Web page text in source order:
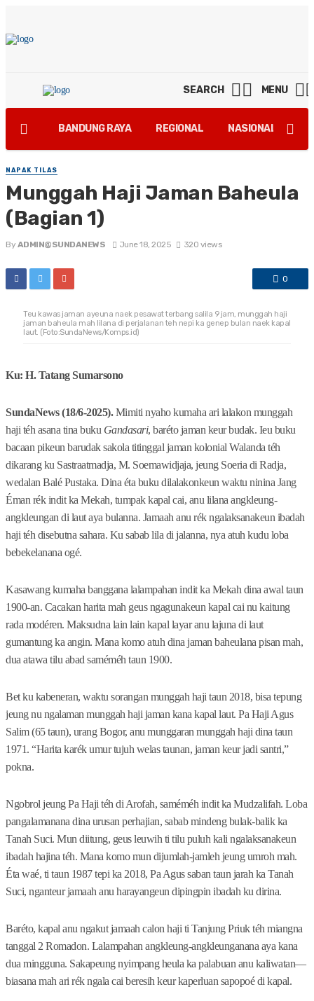
SEARCH MENU
BANDUNG RAYA REGIONAL NASIONAL
NAPAK TILAS
Munggah Haji Jaman Baheula
(Bagian 1)
By ADMIN@SUNDANEWS June 18, 2025 320 views
0
Teu kawas jaman ayeuna naek pesawat terbang salila 9 jam, munggah haji
jaman baheula mah lilana di perjalanan teh nepi ka genep bulan naek kapal
laut. (Foto:SundaNews/Komps.id)
Ku: H.Tatang Sumarsono
SundaNews (18/6-2025).Mimiti nyaho kumaha ari lalakon munggah
haji téh asana tina buku Gandasari, baréto jaman keur budak. Ieu buku
bacaan pikeun barudak sakola titinggal jaman kolonial Walanda téh
dikarang ku Sastraatmadja, M. Soemawidjaja, jeung Soeria di Radja,
wedalan Balé Pustaka. Dina éta buku dilalakonkeun waktu ninina Jang
Éman rék indit ka Mekah, tumpak kapal cai, anu lilana angkleung-
angkleungan di laut aya bulanna. Jamaah anu rék ngalaksanakeun ibadah
haji téh disebutna sahara. Ku sabab lila di jalanna, nya atuh kudu loba
bebekelanana ogé.
Kasawang kumaha banggana lalampahan indit ka Mekah dina awal taun
1900-an. Cacakan harita mah geus ngagunakeun kapal cai nu kaitung
rada modéren. Maksudna lain lain kapal layar anu lajuna di laut
gumantung ka angin. Mana komo atuh dina jaman baheulana pisan mah,
dua atawa tilu abad saméméh taun 1900.
Bet ku kabeneran, waktu sorangan munggah haji taun 2018, bisa tepung
jeung nu ngalaman munggah haji jaman kana kapal laut. Pa Haji Agus
Salim (65 taun), urang Bogor, anu munggaran munggah haji dina taun
1971. “Harita karék umur tujuh welas taunan, jaman keur jadi santri,”
pokna.
Ngobrol jeung Pa Haji téh di Arofah, saméméh indit ka Mudzalifah. Loba
pangalamanana dina urusan perhajian, sabab mindeng bulak-balik ka
Tanah Suci. Mun diitung, geus leuwih ti tilu puluh kali ngalaksanakeun
ibadah hajina téh. Mana komo mun dijumlah-jamleh jeung umroh mah.
Éta waé, ti taun 1987 tepi ka 2018, Pa Agus saban taun jarah ka Tanah
Suci, nganteur jamaah anu harayangeun dipingpin ibadah ku dirina.
Baréto, kapal anu ngakut jamaah calon haji ti Tanjung Priuk téh miangna
tanggal 2 Romadon. Lalampahan angkleung-angkleunganana aya kana
dua mingguna. Sakapeung nyimpang heula ka palabuan anu kaliwatan—
biasana mah ari rék ngala cai beresih keur kaperluan sapopoé di kapal.